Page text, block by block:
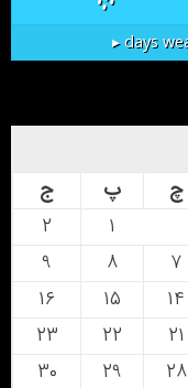
چ پ ج
۲
۷ ۸
۹
۱۴ ۱۵
۱۶
۲۱ ۲۲
۲۳
۲۸ ۲۹
۳۰